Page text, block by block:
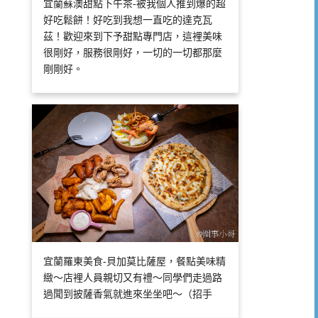
宜蘭蘇澳甜點下午茶-被我個人推到爆的超
好吃鬆餅！好吃到我想一直吃的達克瓦
茲！歡迎來到下予甜點專門店，這裡美味
很剛好，服務很剛好，一切的一切都那麼
剛剛好。
宜蘭羅東美食-貝加莫比薩屋，餐點美味精
緻～店裡人員親切又有禮～同學們走過路
過聞到披薩香氣就進來坐坐吧～（招手